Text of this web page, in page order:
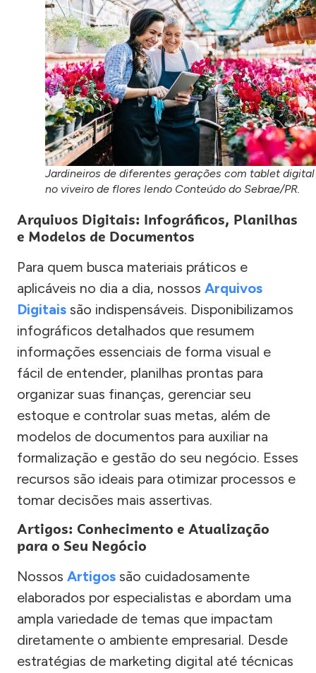
Jardineiros de diferentes gerações com tablet digital
no viveiro de flores lendo Conteúdo do Sebrae/PR.
Arquivos Digitais: Infográficos, Planilhas
e Modelos de Documentos
Para quem busca materiais práticos e
aplicáveis no dia a dia, nossos Arquivos
Digitais são indispensáveis. Disponibilizamos
infográficos detalhados que resumem
informações essenciais de forma visual e
fácil de entender, planilhas prontas para
organizar suas finanças, gerenciar seu
estoque e controlar suas metas, além de
modelos de documentos para auxiliar na
formalização e gestão do seu negócio. Esses
recursos são ideais para otimizar processos e
tomar decisões mais assertivas.
Artigos: Conhecimento e Atualização
para o Seu Negócio
Nossos Artigos são cuidadosamente
elaborados por especialistas e abordam uma
ampla variedade de temas que impactam
diretamente o ambiente empresarial. Desde
estratégias de marketing digital até técnicas